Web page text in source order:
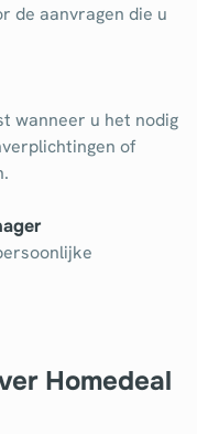
de aanvragen die u
wanneer u het nodig
of
Homedeal